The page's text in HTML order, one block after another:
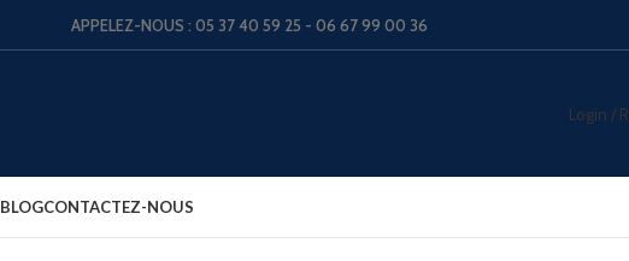
APPELEZ-NOUS : 05 37 40 59 25 - 06 67 99 00 36
Login /
BLOGCONTACTEZ-NOUS